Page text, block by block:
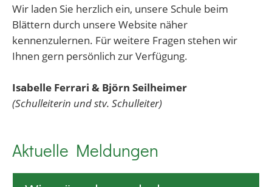
Wir laden Sie herzlich ein, unsere Schule beim
Blättern durch unsere Website näher
kennenzulernen. Für weitere Fragen stehen wir
Ihnen gern persönlich zur Verfügung.
Isabelle Ferrari & Björn Seilheimer
(Schulleiterin und stv. Schulleiter)
Aktuelle Meldungen